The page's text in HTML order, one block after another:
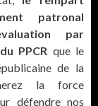
patronal
par
PPCR que le
de la
la force
défendre nos